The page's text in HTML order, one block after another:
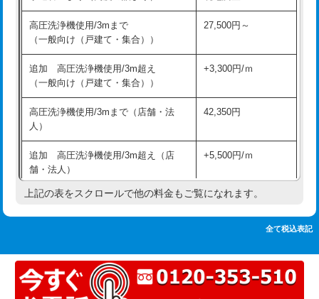
追加人工 16,500円
廃棄・処分 現場見積
※給水管工事は20mmまでの価格です。
持込商品取付（混合水栓）
持込商品取付（浄水器・分岐水栓） 16,500円
業）
排水管工事（追加 排水管工事/3ｍ超
え）
マス交換（土の掘削・埋め戻し作業） 11,000円~
マス交換（深さ50㎝以上） 66,000円
高圧洗浄機使用/3mまで
（一般向け（戸建て・集合））
27,500円～
追加 高圧洗浄機使用/3m超え
（一般向け（戸建て・集合））
+3,300円/ｍ
高圧洗浄機使用/3mまで（店舗・法
人）
42,350円
追加 高圧洗浄機使用/3m超え（店
舗・法人）
+5,500円/ｍ
高度高圧洗浄換 現地調査
トーラー機使用/3mまで 33,000円
追加トーラー機使用/3m超え +3,300円
上記の表をスクロールで他の料金もご覧になれます。
全て税込表記